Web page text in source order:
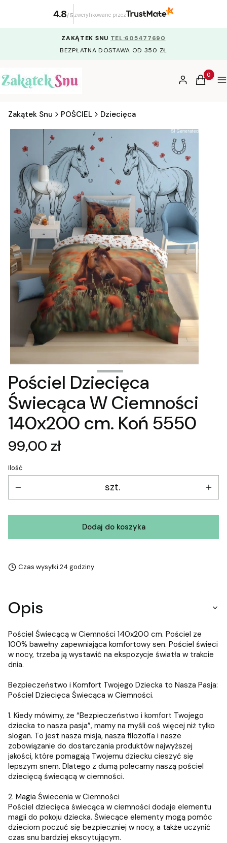
ZAKĄTEK SNU TEL:605477690
BEZPŁATNA DOSTAWA OD 350 ZŁ
Zaloguj sięKoszyk
Zakątek Snu POŚCIEL Dziecięca
Pościel Dziecięca
Świecąca W Ciemności
140x200 cm. Koń 5550
Cena
99,00 zł
Ilość
szt.
Dodaj do koszyka
Czas wysyłki:24 godziny
Opis
Pościel Świecącą w Ciemności 140x200 cm. Pościel ze
100% bawełny zapewniająca komfortowy sen. Pościel świeci
w nocy, trzeba ją wystawić na ekspozycje światła w trakcie
dnia.
Bezpieczeństwo i Komfort Twojego Dziecka to Nasza Pasja:
Pościel Dziecięca Świecąca w Ciemności.
1. Kiedy mówimy, że “Bezpieczeństwo i komfort Twojego
dziecka to nasza pasja”, mamy na myśli coś więcej niż tylko
slogan. To jest nasza misja, nasza filozofia i nasze
zobowiązanie do dostarczania produktów najwyższej
jakości, które pomagają Twojemu dziecku cieszyć się
lepszym snem. Dlatego z dumą polecamy naszą pościel
dziecięcą świecącą w ciemności.
2. Magia Świecenia w Ciemności
Pościel dziecięca świecąca w ciemności dodaje elementu
magii do pokoju dziecka. Świecące elementy mogą pomóc
dzieciom poczuć się bezpieczniej w nocy, a także uczynić
czas snu bardziej ekscytującym.
4.8/ 5 zweryfikowane przez